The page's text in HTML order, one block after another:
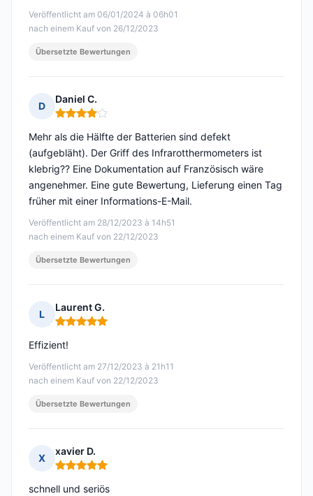
Veröffentlicht am 06/01/2024 à 06h01
nach einem Kauf von 26/12/2023
Übersetzte Bewertungen
D
Daniel C.
Hinweis: 4 von 5
Veröffentlicht am 28/12/2023 à 14h51
nach einem Kauf von 22/12/2023
Mehr als die Hälfte der Batterien sind defekt
(aufgebläht). Der Griff des Infrarotthermometers ist
klebrig?? Eine Dokumentation auf Französisch wäre
angenehmer. Eine gute Bewertung, Lieferung einen Tag
früher mit einer Informations-E-Mail.
Übersetzte Bewertungen
L
Laurent G.
Hinweis: 5 von 5
Veröffentlicht am 27/12/2023 à 21h11
nach einem Kauf von 22/12/2023
Effizient!
Übersetzte Bewertungen
X
xavier D.
Hinweis: 5 von 5
schnell und seriös